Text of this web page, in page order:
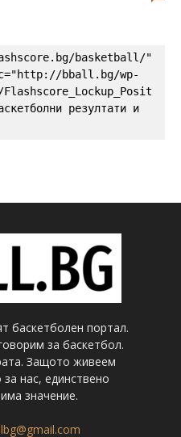
basketball/"
bball.bg/wp-
резултати и
баскетболен портал.
за баскетбол.
Защото живеем
нас, единствено
значение.